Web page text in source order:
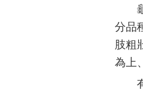
分品
肢粗
為上